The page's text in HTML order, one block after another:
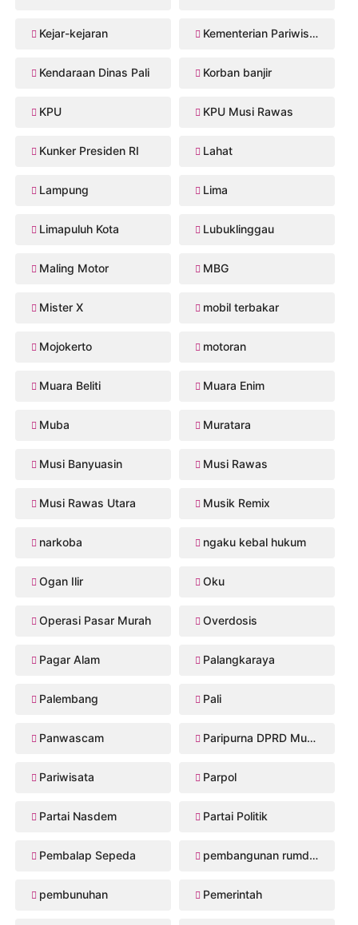
Kejar-kejaran Kementerian Pariwisata
Kendaraan Dinas Pali Korban banjir
KPU KPU Musi Rawas
Kunker Presiden RI Lahat
Lampung Lima
Limapuluh Kota Lubuklinggau
Maling Motor MBG
Mister X mobil terbakar
Mojokerto motoran
Muara Beliti Muara Enim
Muba Muratara
Musi Banyuasin Musi Rawas
Musi Rawas Utara Musik Remix
narkoba ngaku kebal hukum
Ogan Ilir Oku
Operasi Pasar Murah Overdosis
Pagar Alam Palangkaraya
Palembang Pali
Panwascam Paripurna DPRD Musi Rawas
Pariwisata Parpol
Partai Nasdem Partai Politik
Pembalap Sepeda pembangunan rumdis Musi Rawas
pembunuhan Pemerintah